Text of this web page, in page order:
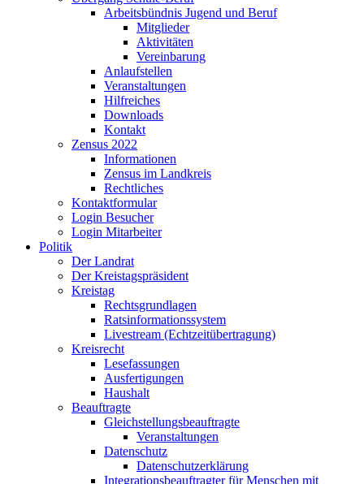
Arbeitsbündnis Jugend und Beruf
Mitglieder
Aktivitäten
Vereinbarung
Anlaufstellen
Veranstaltungen
Hilfreiches
Downloads
Kontakt
Zensus 2022
Informationen
Zensus im Landkreis
Rechtliches
Kontaktformular
Login Besucher
Login Mitarbeiter
Politik
Der Landrat
Der Kreistagspräsident
Kreistag
Rechtsgrundlagen
Ratsinformationssystem
Livestream (Echtzeitübertragung)
Kreisrecht
Lesefassungen
Ausfertigungen
Haushalt
Beauftragte
Gleichstellungsbeauftragte
Veranstaltungen
Datenschutz
Datenschutzerklärung
Integrationsbeauftragter für Menschen mit